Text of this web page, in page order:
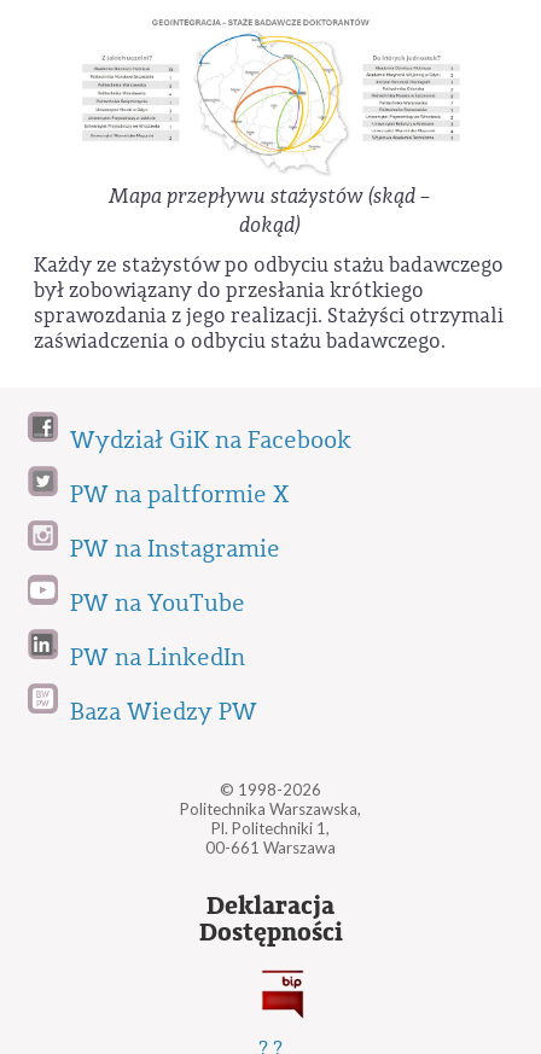
Mapa przepływu stażystów (skąd –
dokąd)
Każdy ze stażystów po odbyciu stażu badawczego
był zobowiązany do przesłania krótkiego
sprawozdania z jego realizacji. Stażyści otrzymali
zaświadczenia o odbyciu stażu badawczego.
Wydział GiK na Facebook
PW na paltformie X
PW na Instagramie
PW na YouTube
PW na LinkedIn
Baza Wiedzy PW
© 1998-2026
Politechnika Warszawska,
Pl. Politechniki 1,
00-661 Warszawa
Deklaracja
Dostępności